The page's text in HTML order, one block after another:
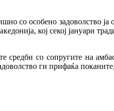
со особено задоволство
кој секој јануари
средби со сопругите на
ги прифаќа